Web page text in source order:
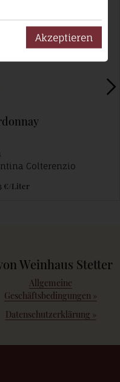
Colterenzio
€/Liter
Weinhaus Stetter
Allgemeine
Geschäftsbedingungen »
Datenschutzerklärung »
Akzeptieren